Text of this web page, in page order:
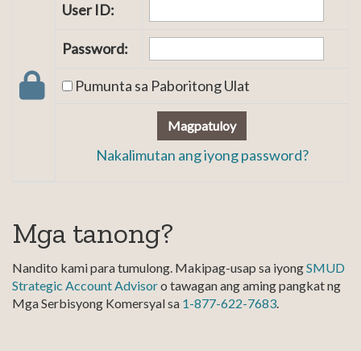
User ID:
Password:
Pumunta sa Paboritong Ulat
Magpatuloy
Nakalimutan ang iyong password?
Mga tanong?
Nandito kami para tumulong. Makipag-usap sa iyongSMUD
Strategic Account Advisoro tawagan ang aming pangkat ng
Mga Serbisyong Komersyal sa 1-877-622-7683.